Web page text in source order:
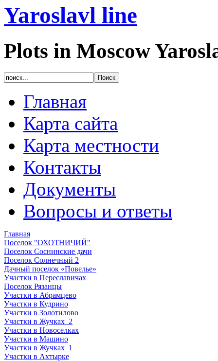
Plots in Moscow
Главная
Карта сайта
Карта местности
Контакты
Документы
Вопросы и ответы
Главная
Поселок "ОХОТНИЧИЙ"
Поселок Соснинские дачи
Поселок Солнечный 2
Дачный поселок «Повелье»
Участки в Переславичах
Поселок Рязанцы
Участки в Абрамцево
Участки в Кудрино
Участки в Золотилово
Участки в Жучках_2
Участки в Новоселках
Участки в Машино
Участки в Жучках_1
Участки в Ахтырке